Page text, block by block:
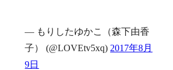
— もりしたゆかこ（森下由香
子） (@LOVEtv5xq) 2017年8月
9日